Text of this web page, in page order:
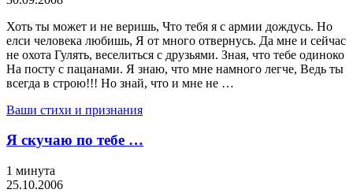
Хоть ты может и не веришь, Что тебя я с армии дождусь. Но
елси человека любишь, Я от много отвернусь. Да мне и сейчас
не охота Гулять, веселиться с друзьями. Зная, что тебе одиноко
На посту с пацанами. Я знаю, что мне намного легче, Ведь ты
всегда в строю!!! Но знай, что и мне не …
Ваши стихи и признания
Я скучаю по тебе …
1 минута
25.10.2006